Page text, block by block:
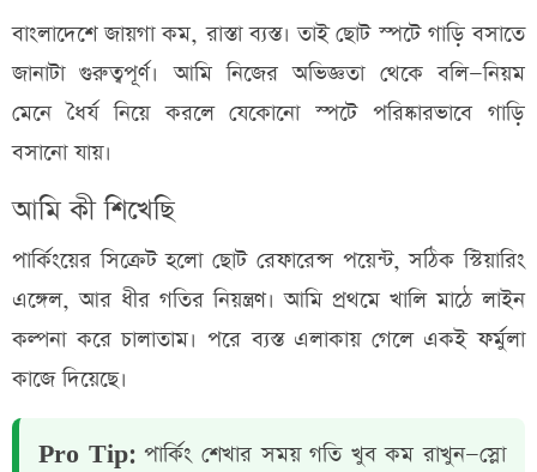
বাংলাদেশে জায়গা কম, রাস্তা ব্যস্ত। তাই ছোট স্পটে গাড়ি বসাতে
জানাটা গুরুত্বপূর্ণ। আমি নিজের অভিজ্ঞতা থেকে বলি—নিয়ম
মেনে ধৈর্য নিয়ে করলে যেকোনো স্পটে পরিষ্কারভাবে গাড়ি
বসানো যায়।
আমি কী শিখেছি
পার্কিংয়ের সিক্রেট হলো ছোট রেফারেন্স পয়েন্ট, সঠিক স্টিয়ারিং
এঙ্গেল, আর ধীর গতির নিয়ন্ত্রণ। আমি প্রথমে খালি মাঠে লাইন
কল্পনা করে চালাতাম। পরে ব্যস্ত এলাকায় গেলে একই ফর্মুলা
কাজে দিয়েছে।
Pro Tip:পার্কিং শেখার সময় গতি খুব কম রাখুন—স্লো